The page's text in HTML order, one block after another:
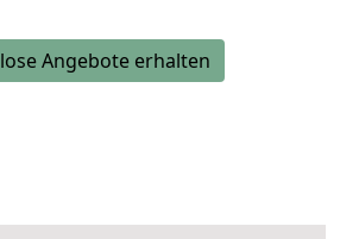
Angebote erhalten